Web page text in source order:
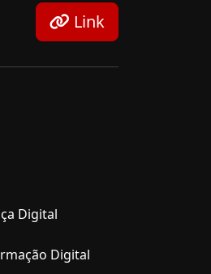
Link
Digital
Digital